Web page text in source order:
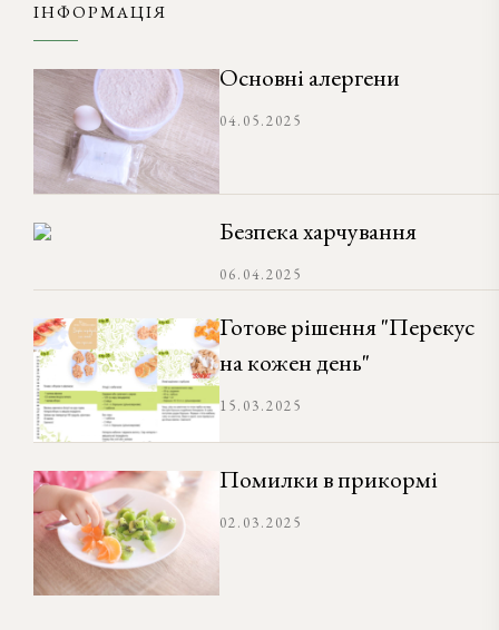
ІНФОРМАЦІЯ
Основні алергени
04.05.2025
Безпека харчування
06.04.2025
Готове рішення "Перекус
на кожен день"
15.03.2025
Помилки в прикормі
02.03.2025